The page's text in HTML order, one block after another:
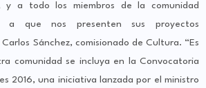
y a todo los miembros de la comunidad
a que nos presenten sus proyectos
Sánchez, comisionado de Cultura. “Es
comunidad se incluya en la Convocatoria
2016, una iniciativa lanzada por el ministro